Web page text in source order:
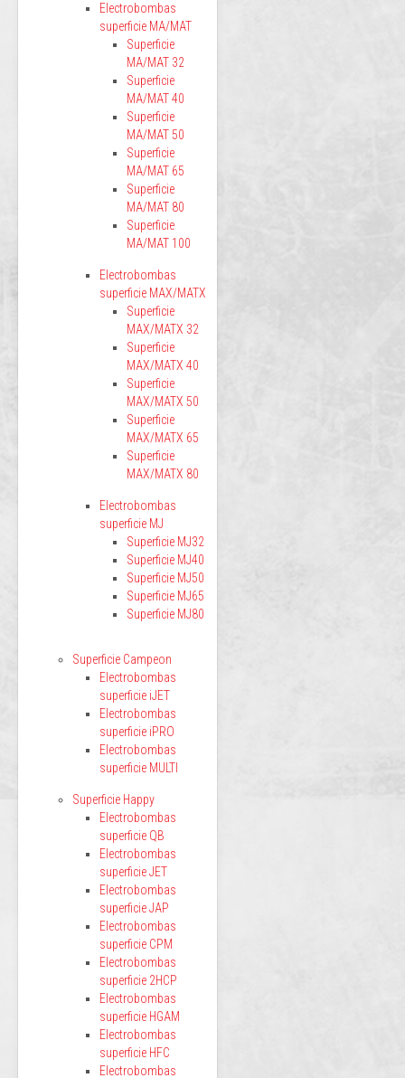
Electrobombas
superficie MA/MAT
Superficie
MA/MAT 32
Superficie
MA/MAT 40
Superficie
MA/MAT 50
Superficie
MA/MAT 65
Superficie
MA/MAT 80
Superficie
MA/MAT 100
Electrobombas
superficie MAX/MATX
Superficie
MAX/MATX 32
Superficie
MAX/MATX 40
Superficie
MAX/MATX 50
Superficie
MAX/MATX 65
Superficie
MAX/MATX 80
Electrobombas
superficie MJ
Superficie MJ32
Superficie MJ40
Superficie MJ50
Superficie MJ65
Superficie MJ80
Superficie Campeon
Electrobombas
superficie iJET
Electrobombas
superficie iPRO
Electrobombas
superficie MULTI
Superficie Happy
Electrobombas
superficie QB
Electrobombas
superficie JET
Electrobombas
superficie JAP
Electrobombas
superficie CPM
Electrobombas
superficie 2HCP
Electrobombas
superficie HGAM
Electrobombas
superficie HFC
Electrobombas